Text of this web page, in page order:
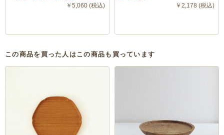
￥5,060 (税込) ￥2,178 (税込)
この商品を買った人はこの商品も買っています